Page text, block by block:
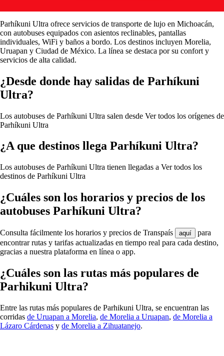
Parhíkuni Ultra ofrece servicios de transporte de lujo en Michoacán,
con autobuses equipados con asientos reclinables, pantallas
individuales, WiFi y baños a bordo. Los destinos incluyen Morelia,
Uruapan y Ciudad de México. La línea se destaca por su confort y
servicios de alta calidad.
¿Desde donde hay salidas de Parhíkuni
Ultra?
Los autobuses de Parhíkuni Ultra salen desde Ver todos los orígenes de
Parhíkuni Ultra
¿A que destinos llega Parhíkuni Ultra?
Los autobuses de Parhíkuni Ultra tienen llegadas a Ver todos los
destinos de Parhíkuni Ultra
¿Cuáles son los horarios y precios de los
autobuses Parhíkuni Ultra?
Consulta fácilmente los horarios y precios de Transpaís aquí
para
encontrar rutas y tarifas actualizadas en tiempo real para cada destino,
gracias a nuestra plataforma en línea o app.
¿Cuáles son las rutas más populares de
Parhikuni Ultra?
Entre las rutas más populares de Parhikuni Ultra, se encuentran las
corridas de Uruapan a Morelia, de Morelia a Uruapan, de Morelia a
Lázaro Cárdenas y de Morelia a Zihuatanejo.